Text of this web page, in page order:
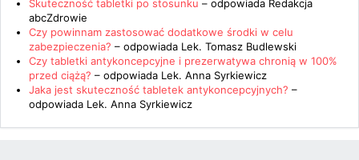
Skuteczność tabletki po stosunku – odpowiada Redakcja
abcZdrowie
Czy powinnam zastosować dodatkowe środki w celu
zabezpieczenia? – odpowiada Lek. Tomasz Budlewski
Czy tabletki antykoncepcyjne i prezerwatywa chronią w 100%
przed ciążą? – odpowiada Lek. Anna Syrkiewicz
Jaka jest skuteczność tabletek antykoncepcyjnych? –
odpowiada Lek. Anna Syrkiewicz